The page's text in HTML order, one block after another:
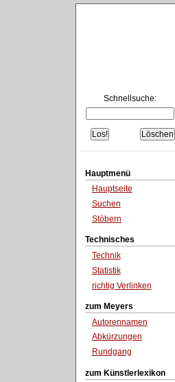
Schnellsuche:
Hauptmenü
Hauptseite
Suchen
Stöbern
Technisches
Technik
Statistik
richtig Verlinken
zum Meyers
Autorennamen
Abkürzungen
Rundgang
zum Künstlerlexikon